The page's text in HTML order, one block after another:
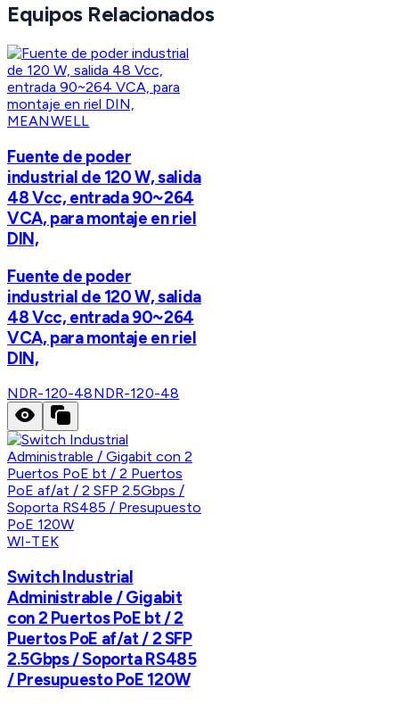
Equipos Relacionados
MEANWELL
Fuente de poder
industrial de 120 W, salida
48 Vcc, entrada 90~264
VCA, para montaje en riel
DIN,
Fuente de poder
industrial de 120 W, salida
48 Vcc, entrada 90~264
VCA, para montaje en riel
DIN,
NDR-120-48NDR-120-48
WI-TEK
Switch Industrial
Administrable / Gigabit
con 2 Puertos PoE bt / 2
Puertos PoE af/at / 2 SFP
2.5Gbps / Soporta RS485
/ Presupuesto PoE 120W